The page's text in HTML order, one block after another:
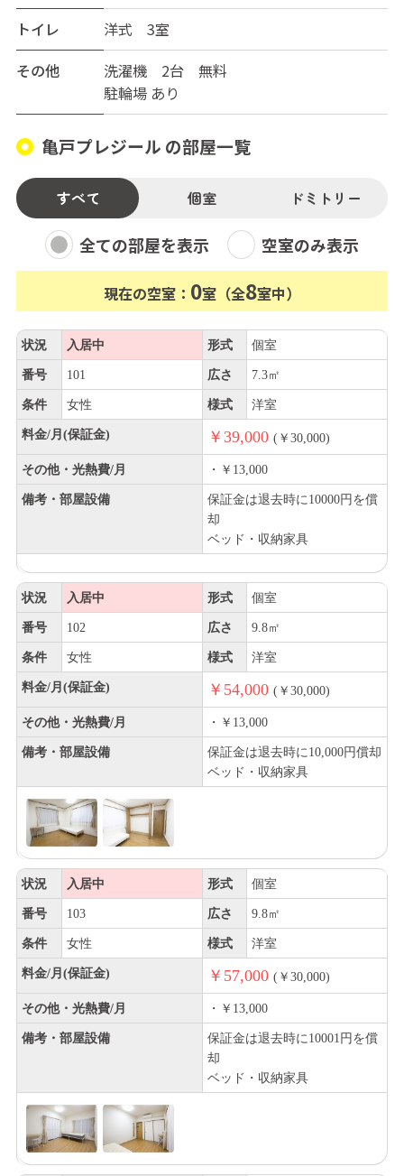
トイレ
洋式 3室
その他
洗濯機 2台 無料
駐輪場 あり
亀戸プレジール の部屋一覧
すべて 個室 ドミトリー
全ての部屋を表示 空室のみ表示
現在の空室： 0室（全8室中）
状況 入居中 形式 個室
番号 101 広さ 7.3㎡
条件 女性 様式 洋室
料金/月(保証金) ￥39,000 (￥30,000)
その他・光熱費/月 ・￥13,000
備考・部屋設備
保証金は退去時に10000円を償
却
ベッド・収納家具
状況 入居中 形式 個室
番号 102 広さ 9.8㎡
条件 女性 様式 洋室
料金/月(保証金) ￥54,000 (￥30,000)
その他・光熱費/月 ・￥13,000
備考・部屋設備
保証金は退去時に10,000円償却
ベッド・収納家具
状況 入居中 形式 個室
番号 103 広さ 9.8㎡
条件 女性 様式 洋室
料金/月(保証金) ￥57,000 (￥30,000)
その他・光熱費/月 ・￥13,000
備考・部屋設備
保証金は退去時に10001円を償
却
ベッド・収納家具